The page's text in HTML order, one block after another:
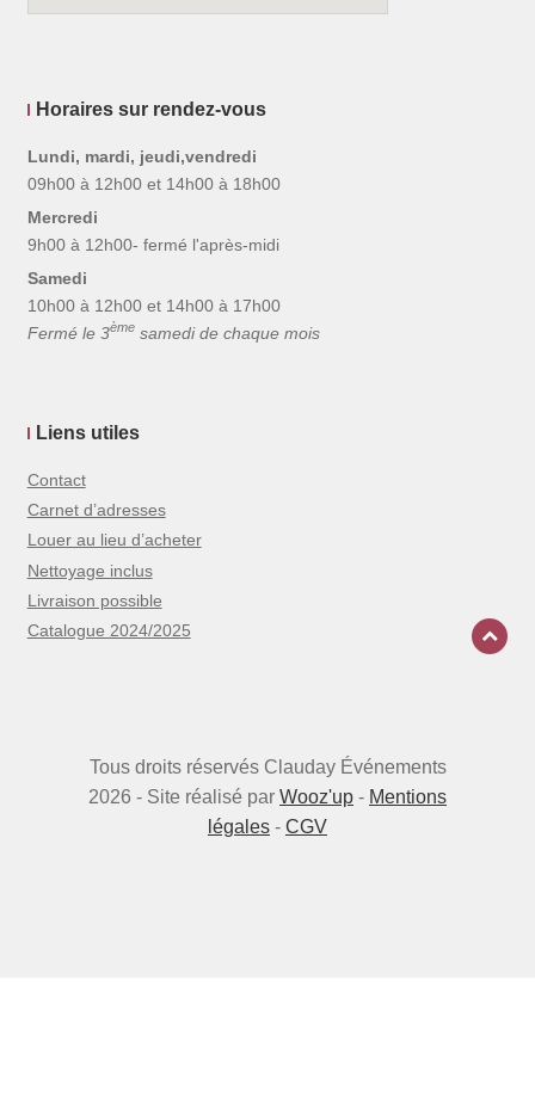
Horaires sur rendez-vous
Lundi, mardi, jeudi,vendredi
09h00 à 12h00 et 14h00 à 18h00
Mercredi
9h00 à 12h00- fermé l'après-midi
Samedi
10h00 à 12h00 et 14h00 à 17h00
Fermé le 3èmesamedi de chaque mois
Liens utiles
Contact
Carnet d’adresses
Louer au lieu d’acheter
Nettoyage inclus
Livraison possible
Catalogue 2024/2025
Tous droits réservés Clauday Événements
2026 - Site réalisé par Wooz'up - Mentions
légales - CGV